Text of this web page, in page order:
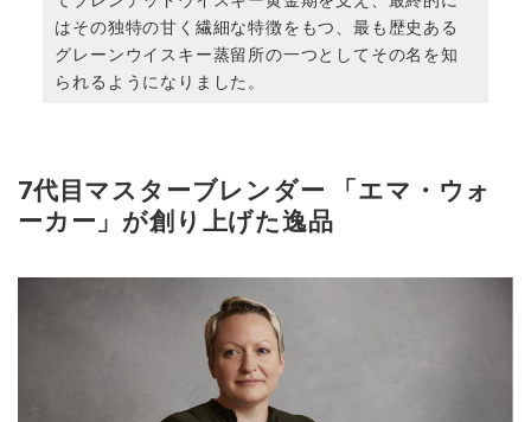
はその独特の甘く繊細な特徴をもつ、最も歴史ある
グレーンウイスキー蒸留所の一つとしてその名を知
られるようになりました。
7代目マスターブレンダー 「エマ・ウォ
ーカー」が創り上げた逸品